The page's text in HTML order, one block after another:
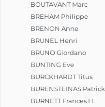
BOUTAVANT Marc
BREHAM Philippe
BRENON Anne
BRUNEL Henri
BRUNO Giordano
BUNTING Eve
BURCKHARDT Titus
BURENSTEINAS Patrick
BURNETT Frances H.